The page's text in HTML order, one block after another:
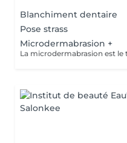
Blanchiment dentaire
Pose strass
Microdermabrasion +